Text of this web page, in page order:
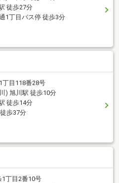
徒歩27分
1丁目バス停 徒歩3分
丁目118番28号
) 旭川駅 徒歩10分
徒歩14分
歩37分
丁目2番10号